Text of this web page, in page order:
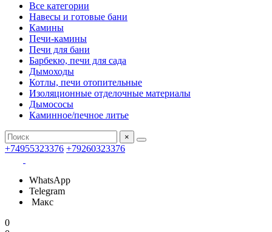
Все категории
Навесы и готовые бани
Камины
Печи-камины
Печи для бани
Барбекю, печи для сада
Дымоходы
Котлы, печи отопительные
Изоляционные отделочные материалы
Дымососы
Каминное/печное литье
×
+74955323376 +79260323376
WhatsApp
Telegram
Макс
0